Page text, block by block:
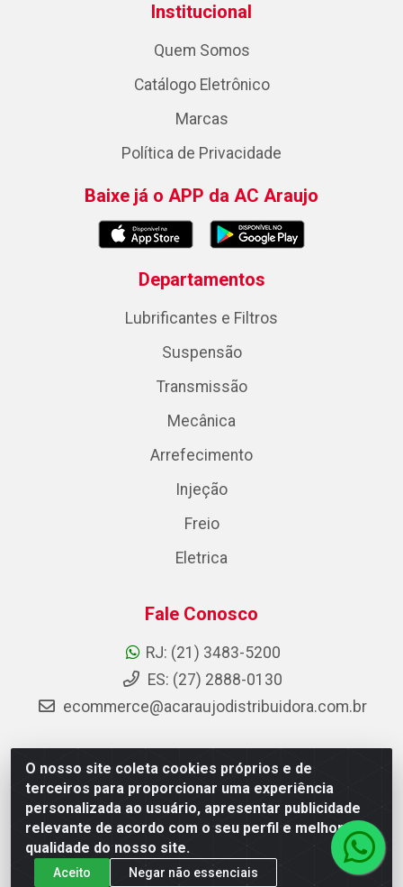
O nosso site coleta cookies próprios e de
terceiros para proporcionar uma experiência
personalizada ao usuário, apresentar publicidade
relevante de acordo com o seu perfil e melhorar a
qualidade do nosso site.
Aceito Negar não essenciais
Institucional
Quem Somos
Catálogo Eletrônico
Marcas
Política de Privacidade
Baixe já o APP da AC Araujo
Departamentos
Lubrificantes e Filtros
Suspensão
Transmissão
Mecânica
Arrefecimento
Injeção
Freio
Eletrica
Fale Conosco
RJ: (21) 3483-5200
ES: (27) 2888-0130
ecommerce@acaraujodistribuidora.com.br
AC Araujo Distribuidora - Rua Carneiro de Campos, 42 -
São Cristóvão, Rio de Janeiro/RJ - CEP 20.920-410 -
CNPJ 08.744.753/0003-85